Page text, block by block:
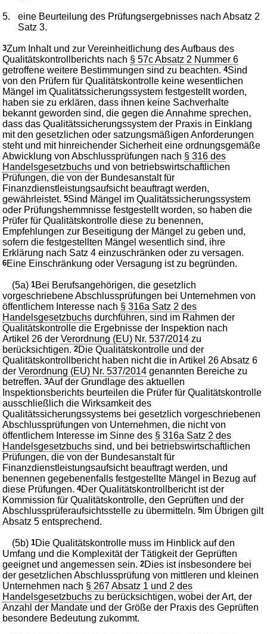
5.
eine Beurteilung des Prüfungsergebnisses nach Absatz 2
Satz 3.
3Zum Inhalt und zur Vereinheitlichung des Aufbaus des
Qualitätskontrollberichts nach § 57c Absatz 2 Nummer 6
getroffene weitere Bestimmungen sind zu beachten.4Sind
von den Prüfern für Qualitätskontrolle keine wesentlichen
Mängel im Qualitätssicherungssystem festgestellt worden,
haben sie zu erklären, dass ihnen keine Sachverhalte
bekannt geworden sind, die gegen die Annahme sprechen,
dass das Qualitätssicherungssystem der Praxis in Einklang
mit den gesetzlichen oder satzungsmäßigen Anforderungen
steht und mit hinreichender Sicherheit eine ordnungsgemäße
Abwicklung von Abschlussprüfungen nach § 316 des
Handelsgesetzbuchs und von betriebswirtschaftlichen
Prüfungen, die von der Bundesanstalt für
Finanzdienstleistungsaufsicht beauftragt werden,
gewährleistet.5Sind Mängel im Qualitätssicherungssystem
oder Prüfungshemmnisse festgestellt worden, so haben die
Prüfer für Qualitätskontrolle diese zu benennen,
Empfehlungen zur Beseitigung der Mängel zu geben und,
sofern die festgestellten Mängel wesentlich sind, ihre
Erklärung nach Satz 4 einzuschränken oder zu versagen.
6Eine Einschränkung oder Versagung ist zu begründen.
(5a)1Bei Berufsangehörigen, die gesetzlich
vorgeschriebene Abschlussprüfungen bei Unternehmen von
öffentlichem Interesse nach § 316a Satz 2 des
Handelsgesetzbuchs durchführen, sind im Rahmen der
Qualitätskontrolle die Ergebnisse der Inspektion nach
Artikel 26 derVerordnung (EU) Nr. 537/2014 zu
berücksichtigen.2Die Qualitätskontrolle und der
Qualitätskontrollbericht haben nicht die in Artikel 26 Absatz 6
derVerordnung (EU) Nr. 537/2014 genannten Bereiche zu
betreffen.3Auf der Grundlage des aktuellen
Inspektionsberichts beurteilen die Prüfer für Qualitätskontrolle
ausschließlich die Wirksamkeit des
Qualitätssicherungssystems bei gesetzlich vorgeschriebenen
Abschlussprüfungen von Unternehmen, die nicht von
öffentlichem Interesse im Sinne des § 316a Satz 2 des
Handelsgesetzbuchs sind, und bei betriebswirtschaftlichen
Prüfungen, die von der Bundesanstalt für
Finanzdienstleistungsaufsicht beauftragt werden, und
benennen gegebenenfalls festgestellte Mängel in Bezug auf
diese Prüfungen.4Der Qualitätskontrollbericht ist der
Kommission für Qualitätskontrolle, den Geprüften und der
Abschlussprüferaufsichtsstelle zu übermitteln.5 Im Übrigen gilt
Absatz 5 entsprechend.
(5b)1Die Qualitätskontrolle muss im Hinblick auf den
Umfang und die Komplexität der Tätigkeit der Geprüften
geeignet und angemessen sein.2Dies ist insbesondere bei
der gesetzlichen Abschlussprüfung von mittleren und kleinen
Unternehmen nach § 267 Absatz 1 und 2 des
Handelsgesetzbuchs zu berücksichtigen, wobei der Art, der
Anzahl der Mandate und der Größe der Praxis des Geprüften
besondere Bedeutung zukommt.